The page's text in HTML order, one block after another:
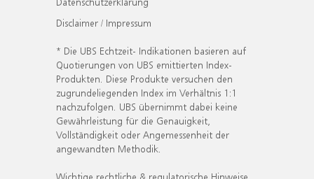
Disclaimer / Impressum
* Die UBS Echtzeit- Indikationen basieren auf
Quotierungen von UBS emittierten Index-
Produkten. Diese Produkte versuchen den
zugrundeliegenden Index im Verhältnis 1:1
nachzufolgen. UBS übernimmt dabei keine
Gewährleistung für die Genauigkeit,
Vollständigkeit oder Angemessenheit der
angewandten Methodik.